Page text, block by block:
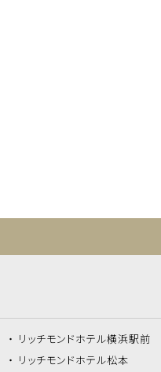
リッチモンドホテル横浜駅前
リッチモンドホテル松本